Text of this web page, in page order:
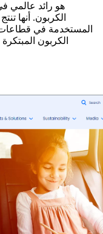
الكربون. أنها
المستخدمة في قطاعات
الكربون